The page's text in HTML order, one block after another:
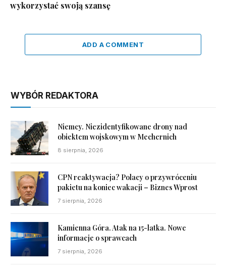
wykorzystać swoją szansę
ADD A COMMENT
WYBÓR REDAKTORA
Niemcy. Niezidentyfikowane drony nad
obiektem wojskowym w Mechernich
8 sierpnia, 2026
CPN reaktywacja? Polacy o przywróceniu
pakietu na koniec wakacji – Biznes Wprost
7 sierpnia, 2026
Kamienna Góra. Atak na 15-latka. Nowe
informacje o sprawcach
7 sierpnia, 2026